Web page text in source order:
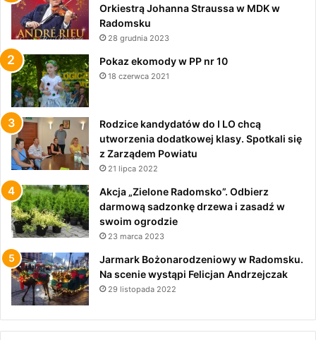
Orkiestrą Johanna Straussa w MDK w
Radomsku
28 grudnia 2023
Pokaz ekomody w PP nr 10
18 czerwca 2021
Rodzice kandydatów do I LO chcą
utworzenia dodatkowej klasy. Spotkali się
z Zarządem Powiatu
21 lipca 2022
Akcja „Zielone Radomsko”. Odbierz
darmową sadzonkę drzewa i zasadź w
swoim ogrodzie
23 marca 2023
Jarmark Bożonarodzeniowy w Radomsku.
Na scenie wystąpi Felicjan Andrzejczak
29 listopada 2022